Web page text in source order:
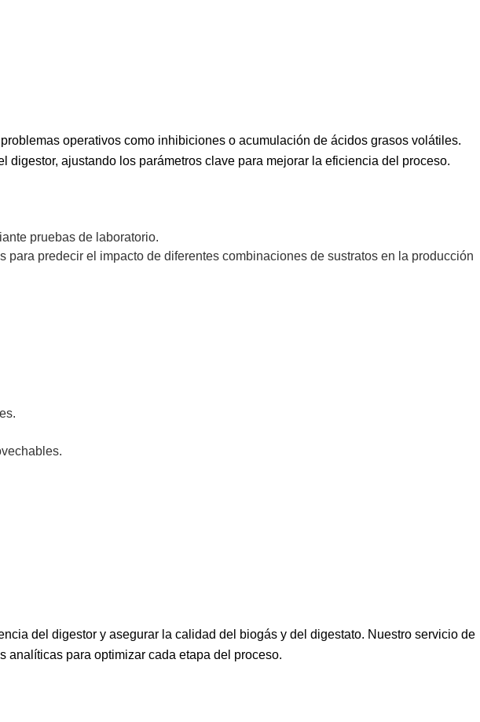
operativos como inhibiciones o acumulación de ácidos grasos volátiles.
digestor, ajustando los parámetros clave para mejorar la eficiencia del proceso.
pruebas de laboratorio.
predecir el impacto de diferentes combinaciones de sustratos en la producción
del digestor y asegurar la calidad del biogás y del digestato. Nuestro servicio de
analíticas para optimizar cada etapa del proceso.